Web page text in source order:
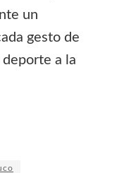
un
gesto de
a la